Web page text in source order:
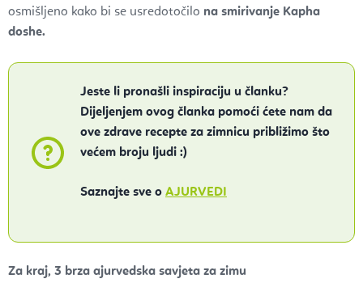
osmišljeno kako bi se usredotočilo na smirivanje Kapha
doshe.
Jeste li pronašli inspiraciju u članku?
Dijeljenjem ovog članka pomoći ćete nam da
ove zdrave recepte za zimnicu približimo što
većem broju ljudi :)
Saznajte sve o AJURVEDI
Za kraj, 3 brza ajurvedska savjeta za zimu